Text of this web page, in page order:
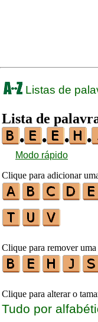
Listas de
Lista de
•
• • •
Modo rápido
Clique para adicionar
Clique para remover uma
Clique para alterar o
Tudo por